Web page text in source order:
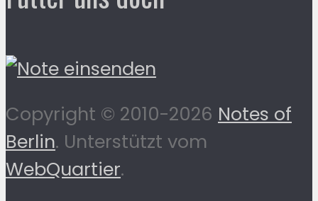
Copyright © 2010-2026 Notes of
Berlin. Unterstützt vom
WebQuartier.